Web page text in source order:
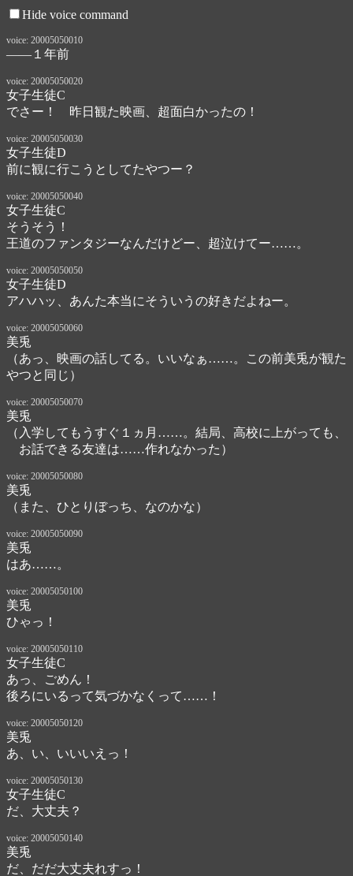
Hide voice command
voice: 20005050010
――１年前
voice: 20005050020
女子生徒C
でさー！　昨日観た映画、超面白かったの！
voice: 20005050030
女子生徒D
前に観に行こうとしてたやつー？
voice: 20005050040
女子生徒C
そうそう！
王道のファンタジーなんだけどー、超泣けてー……。
voice: 20005050050
女子生徒D
アハハッ、あんた本当にそういうの好きだよねー。
voice: 20005050060
美兎
（あっ、映画の話してる。いいなぁ……。この前美兎が観た
やつと同じ）
voice: 20005050070
美兎
（入学してもうすぐ１ヵ月……。結局、高校に上がっても、
お話できる友達は……作れなかった）
voice: 20005050080
美兎
（また、ひとりぼっち、なのかな）
voice: 20005050090
美兎
はあ……。
voice: 20005050100
美兎
ひゃっ！
voice: 20005050110
女子生徒C
あっ、ごめん！
後ろにいるって気づかなくって……！
voice: 20005050120
美兎
あ、い、いいいえっ！
voice: 20005050130
女子生徒C
だ、大丈夫？
voice: 20005050140
美兎
だ、だだ大丈夫れすっ！